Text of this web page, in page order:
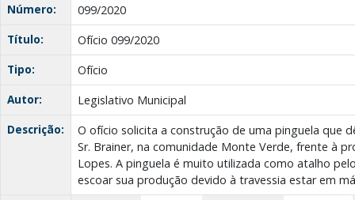
Número:
099/2020
Título:
Ofício 099/2020
Tipo:
Ofício
Autor:
Legislativo Municipal
Descrição:
O ofício solicita a construção de uma pinguela que
Sr. Brainer, na comunidade Monte Verde, frente à
Lopes. A pinguela é muito utilizada como atalho
escoar sua produção devido à travessia estar em